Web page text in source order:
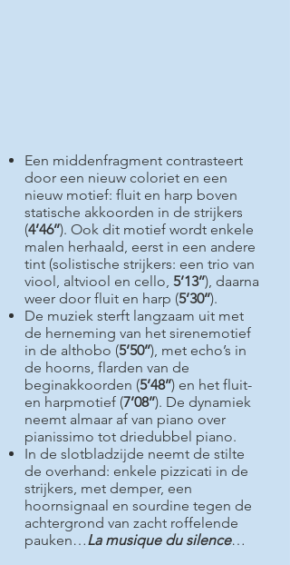
Een middenfragment contrasteert
door een nieuw coloriet en een
nieuw motief: fluit en harp boven
statische akkoorden in de strijkers
(4’46’’). Ook dit motief wordt enkele
malen herhaald, eerst in een andere
tint (solistische strijkers: een trio van
viool, altviool en cello, 5’13’’), daarna
weer door fluit en harp (5’30’’).
De muziek sterft langzaam uit met
de herneming van het sirenemotief
in de althobo (5’50’’), met echo’s in
de hoorns, flarden van de
beginakkoorden (5’48’’) en het fluit-
en harpmotief (7’08’’). De dynamiek
neemt almaar af van piano over
pianissimo tot driedubbel piano.
In de slotbladzijde neemt de stilte
de overhand: enkele pizzicati in de
strijkers, met demper, een
hoornsignaal en sourdine tegen de
achtergrond van zacht roffelende
pauken…La musique du silence…